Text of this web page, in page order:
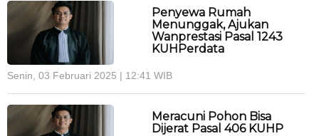
Penyewa Rumah
Menunggak, Ajukan
Wanprestasi Pasal 1243
KUHPerdata
Senin, 03 Februari 2025 | 12:41 WIB
Meracuni Pohon Bisa
Dijerat Pasal 406 KUHP